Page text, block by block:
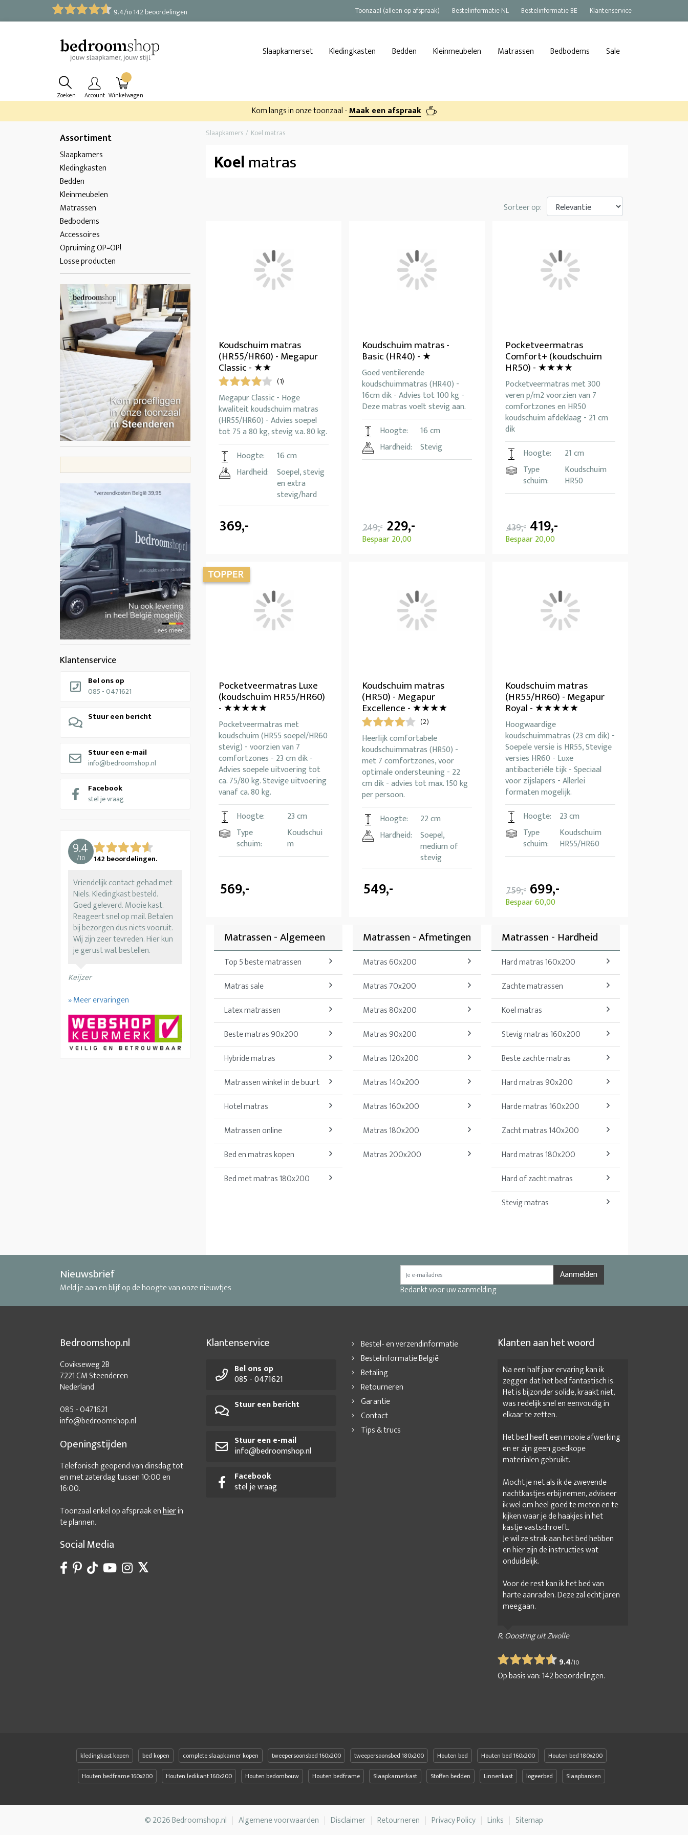
9.4/10 142 beoordelingen Toonzaal (alleen op afspraak) Bestelinformatie NL Bestelinformatie BE Klantenservice
Slaapkamerset Kledingkasten Bedden Kleinmeubelen Matrassen Bedbodems Sale
Zoeken Account Winkelwagen
Kom langs in onze toonzaal -Maak een afspraak
Assortiment
Slaapkamers
Kledingkasten
Bedden
Kleinmeubelen
Matrassen
Bedbodems
Accessoires
Opruiming OP=OP!
Losse producten
Klantenservice
Bel ons op
085 - 0471621
Stuur een bericht
Stuur een e-mail
info@bedroomshop.nl
Facebook
stel je vraag
9.4
/10 142 beoordelingen.
Vriendelijk contact gehad met
Niels. Kledingkast besteld.
Goed geleverd. Mooie kast.
Reageert snel op mail. Betalen
bij bezorgen dus niets vooruit.
Wij zijn zeer tevreden. Hier kun
je gerust wat bestellen.
Keijzer
» Meer ervaringen
Slaapkamers Koel matras
Koelmatras
Sorteer op:
Koudschuim matras
(HR55/HR60) - Megapur
Classic - ★★
(1)
Megapur Classic - Hoge
kwaliteit koudschuim matras
(HR55/HR60) - Advies soepel
tot 75 a 80 kg, stevig v.a. 80 kg.
Hoogte:
16 cm
Hardheid:
Soepel, stevig
en extra
stevig/hard
369,-
Koudschuim matras -
Basic (HR40) - ★
Goed ventilerende
koudschuimmatras (HR40) -
16cm dik - Advies tot 100 kg -
Deze matras voelt stevig aan.
Hoogte:
16 cm
Hardheid:
Stevig
249,- 229,-
Bespaar 20,00
Pocketveermatras
Comfort+ (koudschuim
HR50) - ★★★★
Pocketveermatras met 300
veren p/m2 voorzien van 7
comfortzones en HR50
koudschuim afdeklaag - 21 cm
dik
Hoogte:
21 cm
Type
schuim:
Koudschuim
HR50
439,- 419,-
Bespaar 20,00
Pocketveermatras Luxe
(koudschuim HR55/HR60)
- ★★★★★
Pocketveermatras met
koudschuim (HR55 soepel/HR60
stevig) - voorzien van 7
comfortzones - 23 cm dik -
Advies soepele uitvoering tot
ca. 75/80 kg. Stevige uitvoering
vanaf ca. 80 kg.
Hoogte:
23 cm
Type
schuim:
Koudschui
m
569,-
Koudschuim matras
(HR50) - Megapur
Excellence - ★★★★
(2)
Heerlijk comfortabele
koudschuimmatras (HR50) -
met 7 comfortzones, voor
optimale ondersteuning - 22
cm dik - advies tot max. 150 kg
per persoon.
Hoogte:
22 cm
Hardheid:
Soepel,
medium of
stevig
549,-
Koudschuim matras
(HR55/HR60) - Megapur
Royal - ★★★★★
Hoogwaardige
koudschuimmatras (23 cm dik) -
Soepele versie is HR55, Stevige
versies HR60 - Luxe
antibacteriële tijk - Speciaal
voor zijslapers - Allerlei
formaten mogelijk.
Hoogte:
23 cm
Type
schuim:
Koudschuim
HR55/HR60
759,- 699,-
Bespaar 60,00
Matrassen - Algemeen
Top 5 beste matrassen
Matras sale
Latex matrassen
Beste matras 90x200
Hybride matras
Matrassen winkel in de buurt
Hotel matras
Matrassen online
Bed en matras kopen
Bed met matras 180x200
Matrassen - Afmetingen
Matras 60x200
Matras 70x200
Matras 80x200
Matras 90x200
Matras 120x200
Matras 140x200
Matras 160x200
Matras 180x200
Matras 200x200
Matrassen - Hardheid
Hard matras 160x200
Zachte matrassen
Koel matras
Stevig matras 160x200
Beste zachte matras
Hard matras 90x200
Harde matras 160x200
Zacht matras 140x200
Hard matras 180x200
Hard of zacht matras
Stevig matras
Nieuwsbrief
Meld je aan en blijf op de hoogte van onze nieuwtjes
Aanmelden
Bedankt voor uw aanmelding
Bedroomshop.nl
Covikseweg 2B
7221 CM Steenderen
Nederland
085 - 0471621
info@bedroomshop.nl
Openingstijden
Telefonisch geopend van dinsdag tot
en met zaterdag tussen 10:00 en
16:00.
Toonzaal enkel op afspraak enhierin
te plannen.
Social Media
Klantenservice
Bel ons op
085 - 0471621
Stuur een bericht
Stuur een e-mail
info@bedroomshop.nl
Facebook
stel je vraag
Bestel- en verzendinformatie
Bestelinformatie België
Betaling
Retourneren
Garantie
Contact
Tips & trucs
Klanten aan het woord
Na een half jaar ervaring kan ik
zeggen dat het bed fantastisch is.
Het is bijzonder solide, kraakt niet,
was redelijk snel en eenvoudig in
elkaar te zetten.
Het bed heeft een mooie afwerking
en er zijn geen goedkope
materialen gebruikt.
Mocht je net als ik de zwevende
nachtkastjes erbij nemen, adviseer
ik wel om heel goed te meten en te
kijken waar je de haakjes in het
kastje vastschroeft.
Je wil ze strak aan het bed hebben
en hier zijn de instructies wat
onduidelijk.
Voor de rest kan ik het bed van
harte aanraden. Deze zal echt jaren
meegaan.
R. Ooosting uit Zwolle
9.4/10
Op basis van:142beoordelingen.
kledingkast kopen bed kopen complete slaapkamer kopen tweepersoonsbed 160x200 tweepersoonsbed 180x200 Houten bed Houten bed 160x200
Houten bed 180x200
Houten bedframe 160x200
Houten ledikant 160x200 Houten bedombouw Houten bedframe Slaapkamerkast Stoffen bedden Linnenkast logeerbed Slaapbanken
© 2026 Bedroomshop.nl Algemene voorwaarden Disclaimer Retourneren Privacy Policy Links Sitemap